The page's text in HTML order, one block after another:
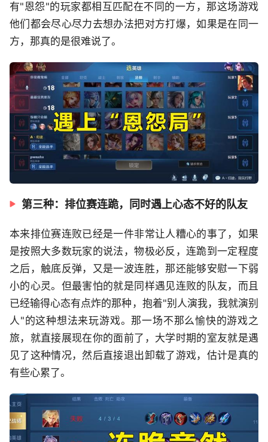
有"恩怨"的玩家都相互匹配在不同的一方，那这场游戏
他们都会尽心尽力去想办法把对方打爆，如果是在同一
方，那真的是很难说了。
第三种：排位赛连跪，同时遇上心态不好的队友
本来排位赛连败已经是一件非常让人糟心的事了，如果
是按照大多数玩家的说法，物极必反，连跪到一定程度
之后，触底反弹，又是一波连胜，那还能够安慰一下弱
小的心灵。但最害怕的就是同样遇见连败的队友，而且
已经输得心态有点炸的那种，抱着"别人演我，我就演别
人"的这种想法来玩游戏。那一场不那么愉快的游戏之
旅，就直接展现在你的面前了，大学时期的室友就是遇
见了这种情况，然后直接退出卸载了游戏，估计是真的
有些心累了。